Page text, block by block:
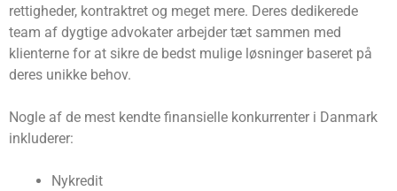
rettigheder, kontraktret og meget mere. Deres dedikerede
team af dygtige advokater arbejder tæt sammen med
klienterne for at sikre de bedst mulige løsninger baseret på
deres unikke behov.
Nogle af de mest kendte finansielle konkurrenter i Danmark
inkluderer:
Nykredit